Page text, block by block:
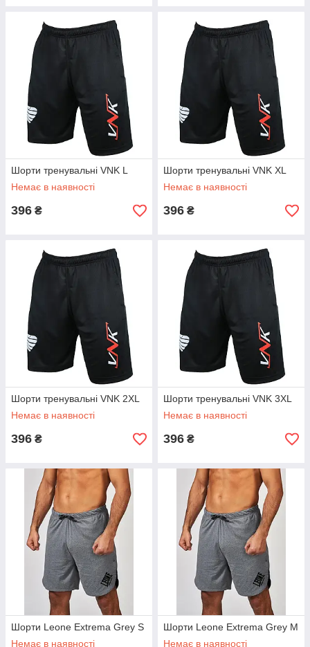
Шорти тренувальні VNK L
Немає в наявності
396 ₴
Шорти тренувальні VNK XL
Немає в наявності
396 ₴
Шорти тренувальні VNK 2XL
Немає в наявності
396 ₴
Шорти тренувальні VNK 3XL
Немає в наявності
396 ₴
Шорти Leone Extrema Grey S
Немає в наявності
Шорти Leone Extrema Grey M
Немає в наявності